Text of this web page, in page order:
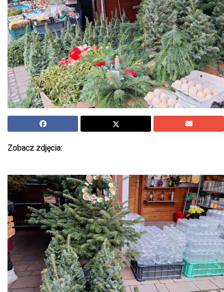
Zobacz zdjęcia: